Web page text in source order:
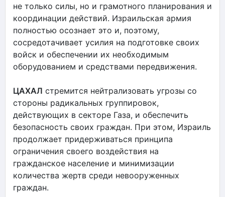
не только силы, но и грамотного планирования и
координации действий. Израильская армия
полностью осознает это и, поэтому,
сосредотачивает усилия на подготовке своих
войск и обеспечении их необходимым
оборудованием и средствами передвижения.
ЦАХАЛ стремится нейтрализовать угрозы со
стороны радикальных группировок,
действующих в секторе Газа, и обеспечить
безопасность своих граждан. При этом, Израиль
продолжает придерживаться принципа
ограничения своего воздействия на
гражданское население и минимизации
количества жертв среди невооруженных
граждан.